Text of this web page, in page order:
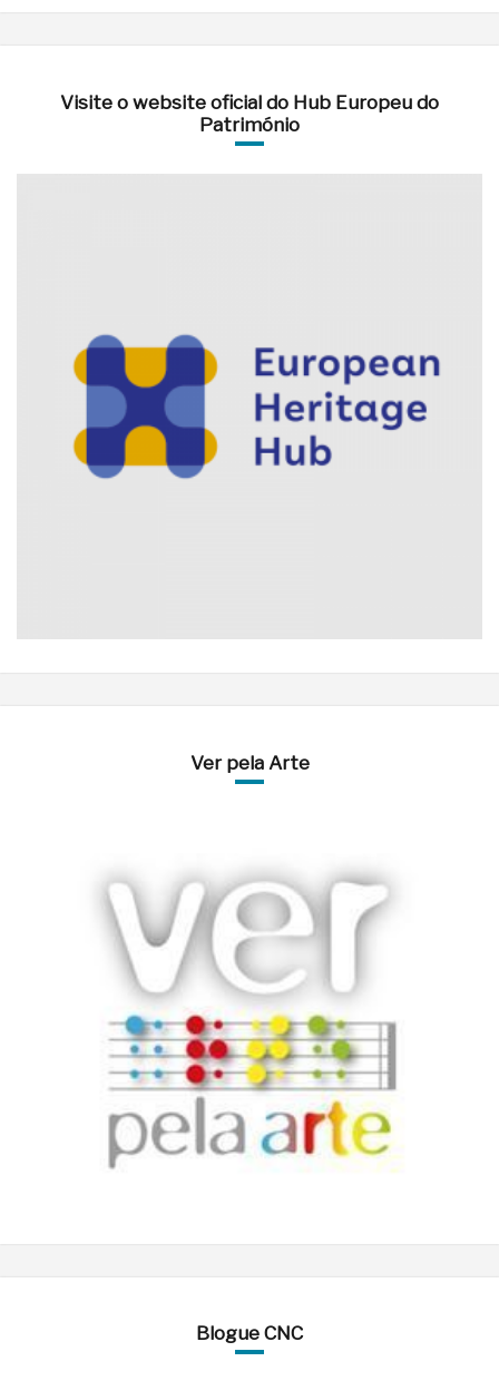
Visite o website oficial do Hub Europeu do
Património
Ver pela Arte
Blogue CNC